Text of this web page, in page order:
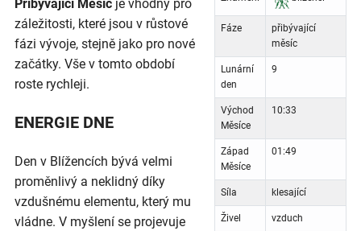
Fáze
přibývající
měsíc
Lunární
den
9
Východ
Měsíce
10:33
Západ
Měsíce
01:49
Síla klesající
Živel vzduch
Přibývající Měsíc je vhodný pro
záležitosti, které jsou v růstové
fázi vývoje, stejně jako pro nové
začátky. Vše v tomto období
roste rychleji.
ENERGIE DNE
Den v Blížencích bývá velmi
proměnlivý a neklidný díky
vzdušnému elementu, který mu
vládne. V myšlení se projevuje